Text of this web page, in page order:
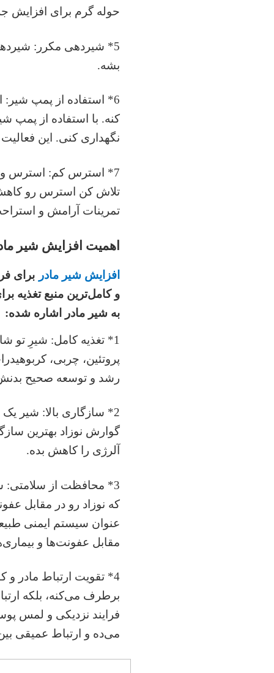
حوله گرم برای افزایش
5* شیردهی مکرر:
بشه.
6* استفاده از پمپ شیر: استفاده از پمپ شیر می‌تونه به
کنه. با استفاده از پمپ
نگهداری کنی. این
7* استرس کم: استرس و
تلاش کن استرس رو
تمرینات آرامش و
اهمیت افزایش شیر
افزایش شیر مادر برای
و کامل‌ترین منبع تغذیه
به شیر مادر اشاره شده:
1* تغذیه کامل: شیرِ تو
پروتئین، چربی،
رشد و توسعه صحیح
2* سازگاری بالا: شیر
گوارش نوزاد بهترین
آلرژی را کاهش بده.
3* محافظت از سلامتی:
که نوزاد رو در مقابل
عنوان سیستم ایمنی
مقابل عفونت‌ها و
4* تقویت ارتباط مادر
برطرف می‌کنه، بلکه
فرایند نزدیکی و لمس
می‌ده و ارتباط عمیقی